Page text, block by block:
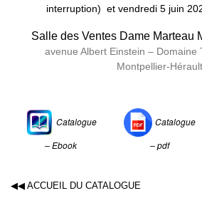
interruption) et vendredi 5 juin
Salle des Ventes Dame Marteau
avenue Albert Einstein – Domaine
Montpellier-Hérault
Catalogue
– Ebook
Catalogue
– pdf
◀◀ ACCUEIL DU CATALOGUE